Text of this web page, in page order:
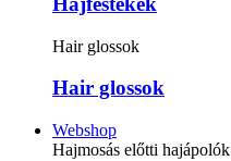
Hair glossok
Hair glossok
Webshop
Hajmosás előtti hajápolók